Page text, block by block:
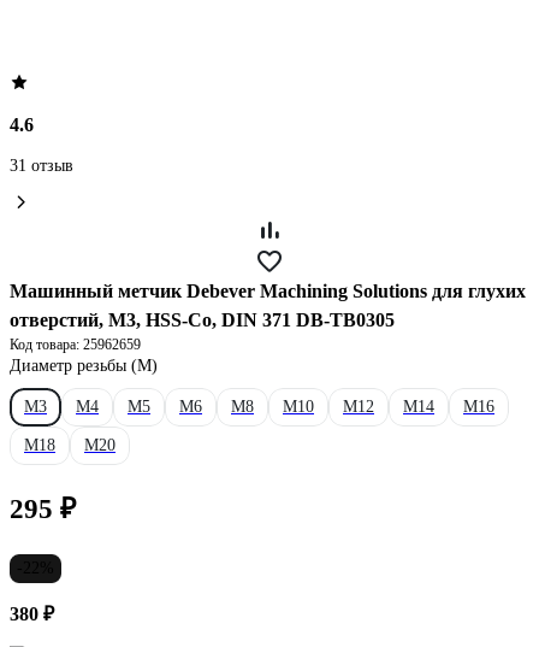
4.6
31 отзыв
Машинный метчик Debever Machining Solutions для глухих
отверстий, M3, HSS-Co, DIN 371 DB-TB0305
Код товара: 25962659
Диаметр резьбы (М)
М3 М4 М5 М6 М8 М10 М12 М14 М16
М18 М20
295 ₽
380 ₽